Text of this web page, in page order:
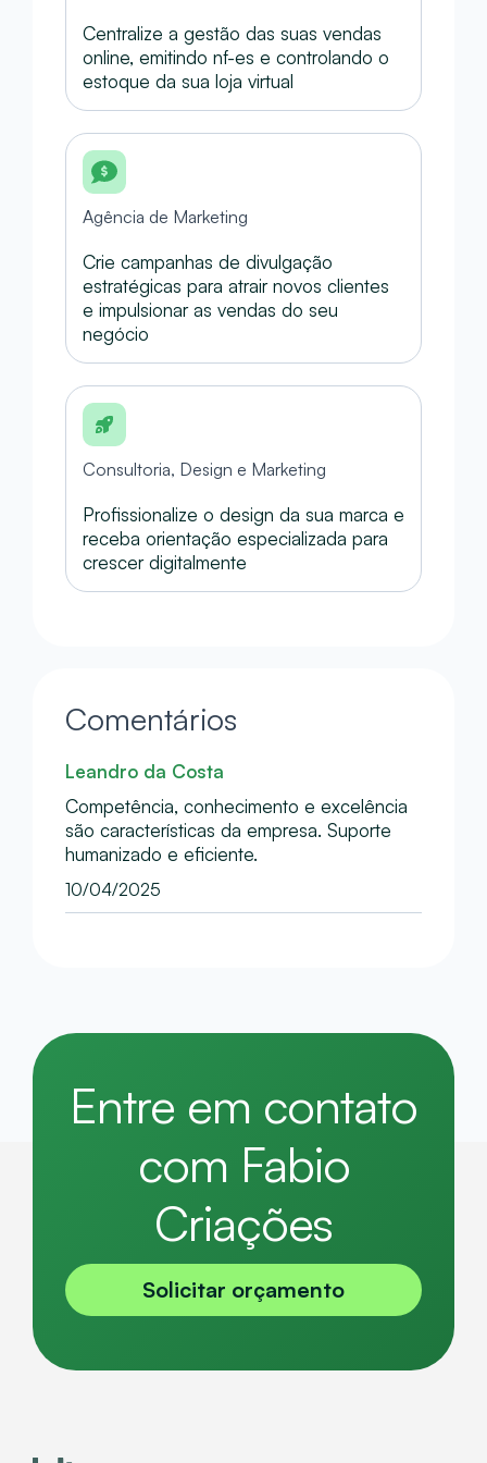
Centralize a gestão das suas vendas
online, emitindo nf-es e controlando o
estoque da sua loja virtual
Agência de Marketing
Crie campanhas de divulgação
estratégicas para atrair novos clientes
e impulsionar as vendas do seu
negócio
Consultoria, Design e Marketing
Profissionalize o design da sua marca e
receba orientação especializada para
crescer digitalmente
Comentários
Leandro da Costa
Competência, conhecimento e excelência
são características da empresa. Suporte
humanizado e eficiente.
10/04/2025
Entre em contato
com Fabio
Criações
Solicitar orçamento